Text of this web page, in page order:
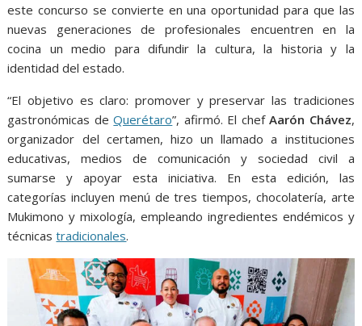
este concurso se convierte en una oportunidad para que las
nuevas generaciones de profesionales encuentren en la
cocina un medio para difundir la cultura, la historia y la
identidad del estado.
“El objetivo es claro: promover y preservar las tradiciones
gastronómicas deQuerétaro”, afirmó. El chefAarón Chávez,
organizador del certamen, hizo un llamado a instituciones
educativas, medios de comunicación y sociedad civil a
sumarse y apoyar esta iniciativa. En esta edición, las
categorías incluyen menú de tres tiempos, chocolatería, arte
Mukimono y mixología, empleando ingredientes endémicos y
técnicastradicionales.